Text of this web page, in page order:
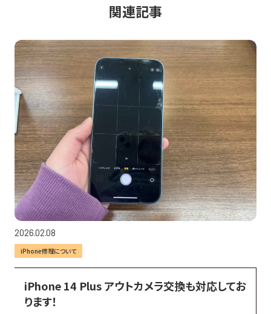
関連記事
2026.02.08
iPhone修理について
iPhone 14 Plus アウトカメラ交換も対応してお
ります！